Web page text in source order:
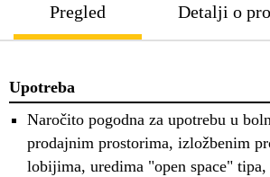
Pregled Detalji o
Upotreba
Naročito pogodna za upotrebu u
prodajnim prostorima, izložbenim
lobijima, uredima "open space"